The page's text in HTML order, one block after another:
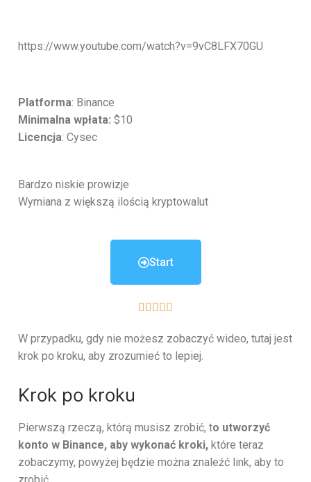
https://www.youtube.com/watch?v=9vC8LFX70GU
Platforma: Binance
Minimalna wpłata: $10
Licencja: Cysec
Bardzo niskie prowizje
Wymiana z większą ilością kryptowalut
Start
    
W przypadku, gdy nie możesz zobaczyć wideo, tutaj jest
krok po kroku, aby zrozumieć to lepiej.
Krok po kroku
Pierwszą rzeczą, którą musisz zrobić, to utworzyć
konto w Binance, aby wykonać kroki, które teraz
zobaczymy, powyżej będzie można znaleźć link, aby to